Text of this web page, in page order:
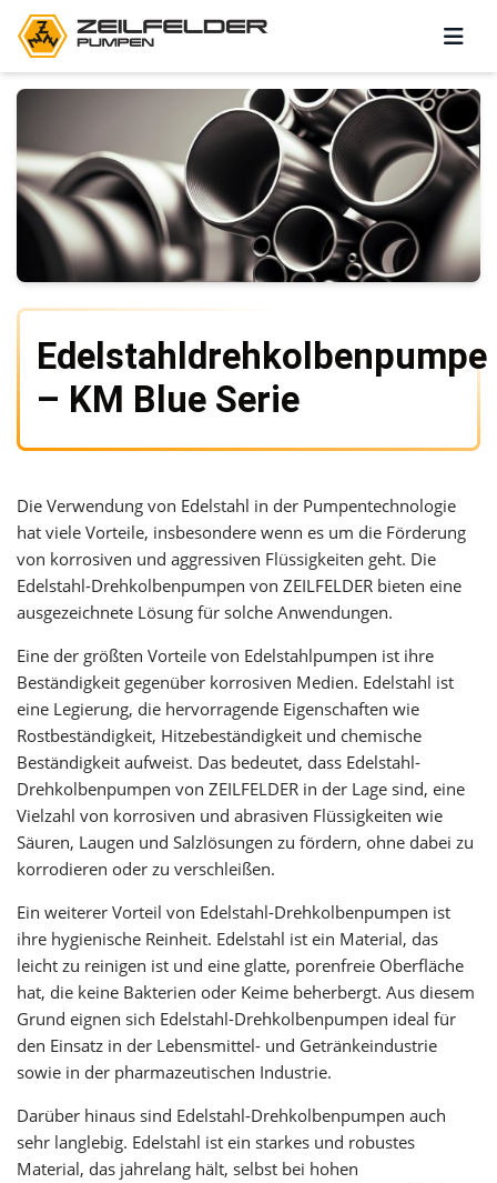
Edelstahldrehkolbenpumpe
– KM Blue Serie
Die Verwendung von Edelstahl in der Pumpentechnologie
hat viele Vorteile, insbesondere wenn es um die Förderung
von korrosiven und aggressiven Flüssigkeiten geht. Die
Edelstahl-Drehkolbenpumpen von ZEILFELDER bieten eine
ausgezeichnete Lösung für solche Anwendungen.
Eine der größten Vorteile von Edelstahlpumpen ist ihre
Beständigkeit gegenüber korrosiven Medien. Edelstahl ist
eine Legierung, die hervorragende Eigenschaften wie
Rostbeständigkeit, Hitzebeständigkeit und chemische
Beständigkeit aufweist. Das bedeutet, dass Edelstahl-
Drehkolbenpumpen von ZEILFELDER in der Lage sind, eine
Vielzahl von korrosiven und abrasiven Flüssigkeiten wie
Säuren, Laugen und Salzlösungen zu fördern, ohne dabei zu
korrodieren oder zu verschleißen.
Ein weiterer Vorteil von Edelstahl-Drehkolbenpumpen ist
ihre hygienische Reinheit. Edelstahl ist ein Material, das
leicht zu reinigen ist und eine glatte, porenfreie Oberfläche
hat, die keine Bakterien oder Keime beherbergt. Aus diesem
Grund eignen sich Edelstahl-Drehkolbenpumpen ideal für
den Einsatz in der Lebensmittel- und Getränkeindustrie
sowie in der pharmazeutischen Industrie.
Darüber hinaus sind Edelstahl-Drehkolbenpumpen auch
sehr langlebig. Edelstahl ist ein starkes und robustes
Material, das jahrelang hält, selbst bei hohen